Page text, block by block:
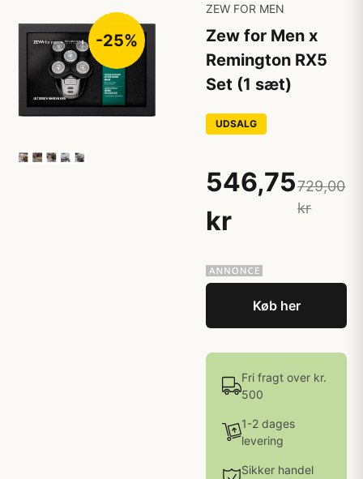
-25%
ZEW FOR MEN
Zew for Men x
Remington RX5
Set (1 sæt)
UDSALG
546,75
kr
729,00
kr
Køb her
Fri fragt over kr.
500
1-2 dages
levering
Sikker handel